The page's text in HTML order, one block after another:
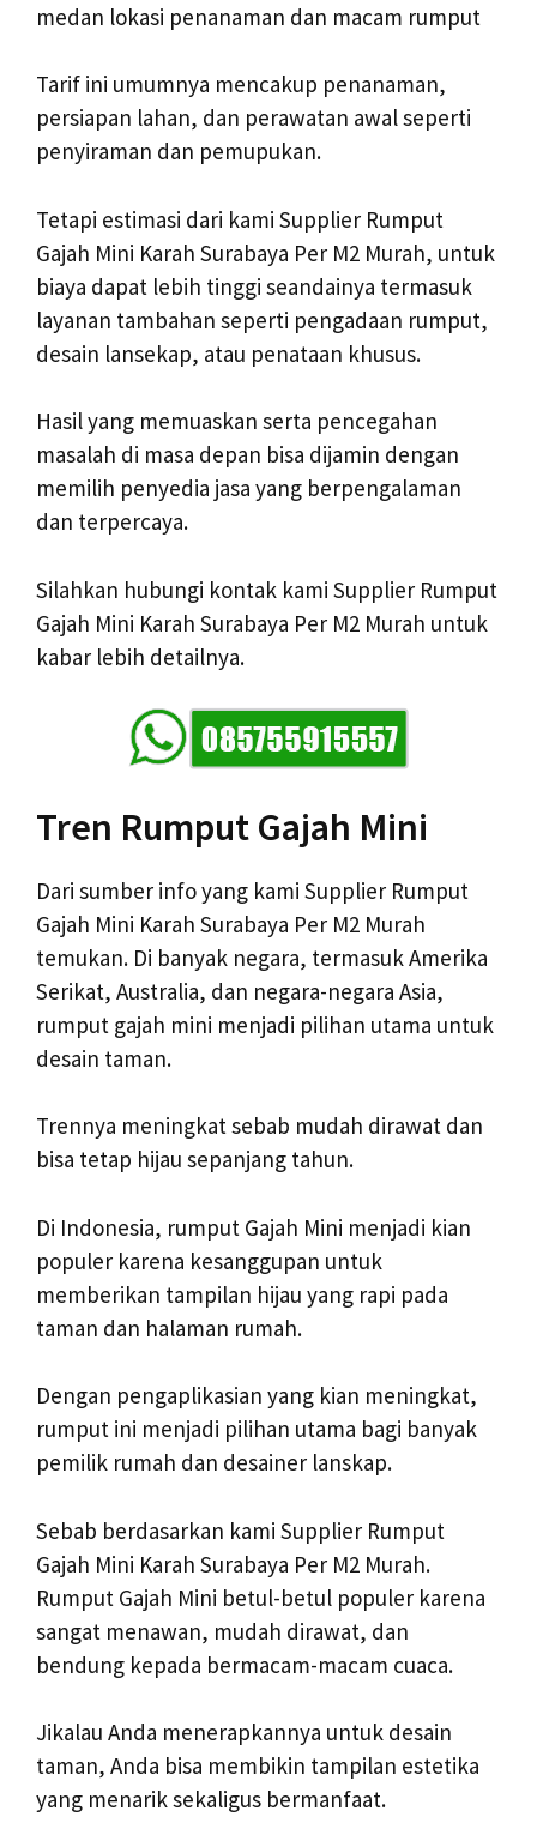
medan lokasi penanaman dan macam rumput
Tarif ini umumnya mencakup penanaman,
persiapan lahan, dan perawatan awal seperti
penyiraman dan pemupukan.
Tetapi estimasi dari kami Supplier Rumput
Gajah Mini Karah Surabaya Per M2 Murah, untuk
biaya dapat lebih tinggi seandainya termasuk
layanan tambahan seperti pengadaan rumput,
desain lansekap, atau penataan khusus.
Hasil yang memuaskan serta pencegahan
masalah di masa depan bisa dijamin dengan
memilih penyedia jasa yang berpengalaman
dan terpercaya.
Silahkan hubungi kontak kami Supplier Rumput
Gajah Mini Karah Surabaya Per M2 Murah untuk
kabar lebih detailnya.
Tren Rumput Gajah Mini
Dari sumber info yang kami Supplier Rumput
Gajah Mini Karah Surabaya Per M2 Murah
temukan. Di banyak negara, termasuk Amerika
Serikat, Australia, dan negara-negara Asia,
rumput gajah mini menjadi pilihan utama untuk
desain taman.
Trennya meningkat sebab mudah dirawat dan
bisa tetap hijau sepanjang tahun.
Di Indonesia, rumput Gajah Mini menjadi kian
populer karena kesanggupan untuk
memberikan tampilan hijau yang rapi pada
taman dan halaman rumah.
Dengan pengaplikasian yang kian meningkat,
rumput ini menjadi pilihan utama bagi banyak
pemilik rumah dan desainer lanskap.
Sebab berdasarkan kami Supplier Rumput
Gajah Mini Karah Surabaya Per M2 Murah.
Rumput Gajah Mini betul-betul populer karena
sangat menawan, mudah dirawat, dan
bendung kepada bermacam-macam cuaca.
Jikalau Anda menerapkannya untuk desain
taman, Anda bisa membikin tampilan estetika
yang menarik sekaligus bermanfaat.